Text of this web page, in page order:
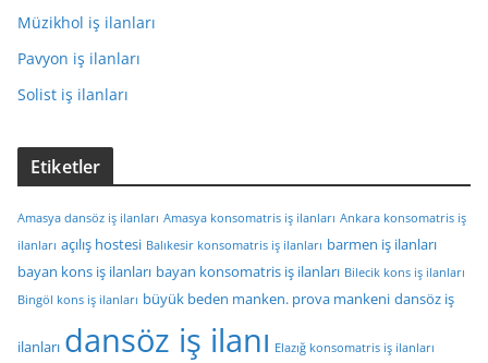
Müzikhol iş ilanları
Pavyon iş ilanları
Solist iş ilanları
Etiketler
Amasya dansöz iş ilanları Amasya konsomatris iş ilanları Ankara konsomatris iş
ilanları açılış hostesi Balıkesir konsomatris iş ilanları barmen iş ilanları
bayan kons iş ilanları bayan konsomatris iş ilanları Bilecik kons iş ilanları
Bingöl kons iş ilanları büyük beden manken. prova mankeni dansöz iş
ilanları dansöz iş ilanı Elazığ konsomatris iş ilanları